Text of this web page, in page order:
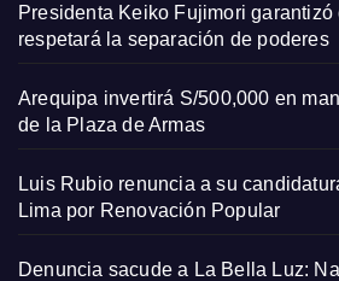
Presidenta Keiko Fujimori garantizó
respetará la separación de poderes
Arequipa invertirá S/500,000 en
de la Plaza de Armas
Luis Rubio renuncia a su
Lima por Renovación Popular
Denuncia sacude a La Bella Luz: